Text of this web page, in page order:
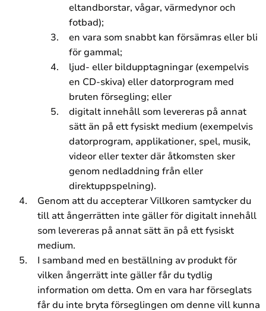
eltandborstar, vågar, värmedynor och
fotbad);
en vara som snabbt kan försämras eller bli
för gammal;
ljud- eller bildupptagningar (exempelvis
en CD-skiva) eller datorprogram med
bruten försegling; eller
digitalt innehåll som levereras på annat
sätt än på ett fysiskt medium (exempelvis
datorprogram, applikationer, spel, musik,
videor eller texter där åtkomsten sker
genom nedladdning från eller
direktuppspelning).
Genom att du accepterar Villkoren samtycker du
till att ångerrätten inte gäller för digitalt innehåll
som levereras på annat sätt än på ett fysiskt
medium.
I samband med en beställning av produkt för
vilken ångerrätt inte gäller får du tydlig
information om detta. Om en vara har förseglats
får du inte bryta förseglingen om denne vill kunna